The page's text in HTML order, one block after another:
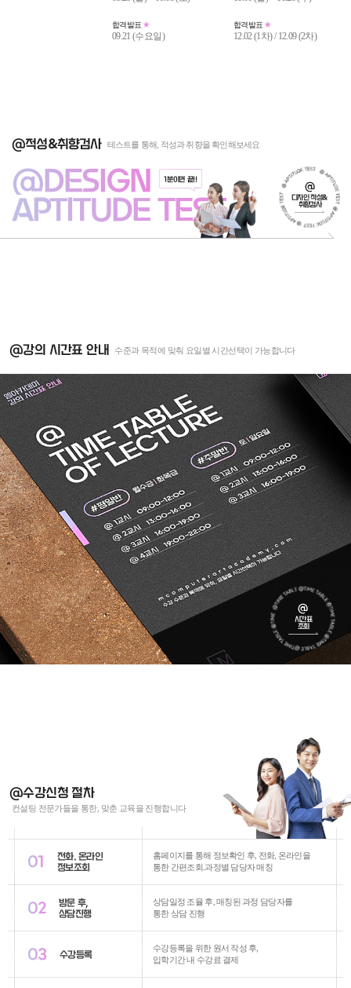
합격발표
09.21 (수요일)
합격발표
12.02 (1차) / 12.09 (2차)
@적성&취향검사 테스트를 통해, 적성과 취향을 확인해보세요
@DESIGN 1분이면 끝!!
APTITUDE TEST
@
디자인 적성&
취향검사
@강의 시간표 안내 수준과 목적에 맞춰 요일별 시간선택이 가능합니다
@
시간표
조회
@수강신청 절차
컨설팅 전문가들을 통한, 맞춘 교육을 진행합니다
01 전화. 온라인
정보조회
홈페이지를 통해 정보확인 후, 전화, 온라인을
통한 간편조회.과정별 담당자 매칭
02 방문 후,
상담진행
상담일정 조율 후, 매칭된 과정 담당자를
통한 상담 진행
03 수강등록 수강등록을 위한 원서 작성 후,
입학기간 내 수강료 결제